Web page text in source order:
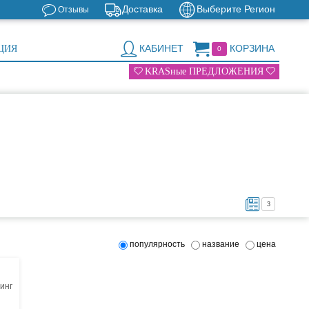
Выберите Регион
Доставка
Отзывы
0 КОРЗИНА
КАБИНЕТ
KRASные ПРЕДЛОЖЕНИЯ
3
популярность название цена